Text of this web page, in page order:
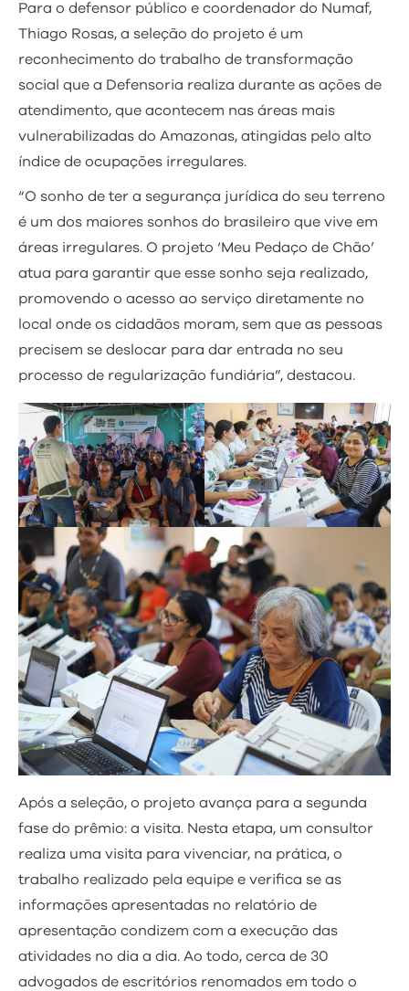
Para o defensor público e coordenador do Numaf,
Thiago Rosas, a seleção do projeto é um
reconhecimento do trabalho de transformação
social que a Defensoria realiza durante as ações de
atendimento, que acontecem nas áreas mais
vulnerabilizadas do Amazonas, atingidas pelo alto
índice de ocupações irregulares.
“O sonho de ter a segurança jurídica do seu terreno
é um dos maiores sonhos do brasileiro que vive em
áreas irregulares. O projeto ‘Meu Pedaço de Chão’
atua para garantir que esse sonho seja realizado,
promovendo o acesso ao serviço diretamente no
local onde os cidadãos moram, sem que as pessoas
precisem se deslocar para dar entrada no seu
processo de regularização fundiária”, destacou.
Após a seleção, o projeto avança para a segunda
fase do prêmio: a visita. Nesta etapa, um consultor
realiza uma visita para vivenciar, na prática, o
trabalho realizado pela equipe e verifica se as
informações apresentadas no relatório de
apresentação condizem com a execução das
atividades no dia a dia. Ao todo, cerca de 30
advogados de escritórios renomados em todo o